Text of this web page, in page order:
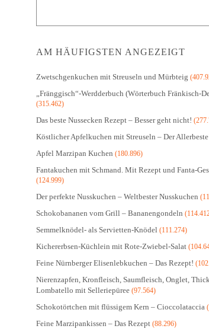
AM HÄUFIGSTEN ANGEZEIGT
Zwetschgenkuchen mit Streuseln und Mürbteig
„Fränggisch“-Werdderbuch (Wörterbuch Fränkisch-
(315.462)
Das beste Nussecken Rezept – Besser geht nicht!
Köstlicher Apfelkuchen mit Streuseln – Der
Apfel Marzipan Kuchen (180.896)
Fantakuchen mit Schmand. Mit Rezept und Fanta-
(124.999)
Der perfekte Nusskuchen – Weltbester Nusskuchen
Schokobananen vom Grill – Bananengondeln
Semmelknödel- als Servietten-Knödel (111.274)
Kichererbsen-Küchlein mit Rote-Zwiebel-Salat
Feine Nürnberger Elisenlebkuchen – Das Rezept!
Nierenzapfen, Kronfleisch, Saumfleisch, Onglet,
Lombatello mit Selleriepüree (97.564)
Schokotörtchen mit flüssigem Kern – Cioccolataccia
Feine Marzipankissen – Das Rezept (88.296)